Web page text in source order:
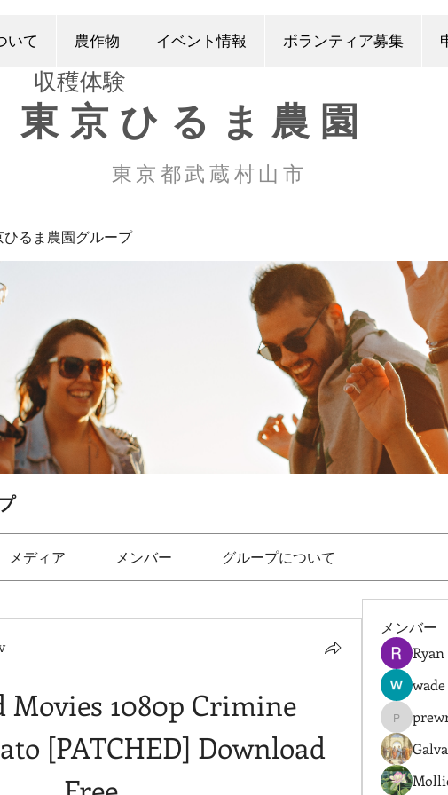
いて 農作物 イベント情報 ボランティア募集
​収穫体験
東京ひるま農園
東京都武蔵村山市
ひるま農園グループ
メディア メンバー グループについて
1080p Crimine
[PATCHED] Download
メンバー
Ryan